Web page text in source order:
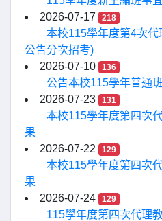
2026-07-17
218
本校115學年度第4次
公告分次招考)
2026-07-10
136
公告本校115學年普通
2026-07-23
131
本校115學年度第四次
果
2026-07-22
129
本校115學年度第四次
果
2026-07-24
129
115學年度第四次代理